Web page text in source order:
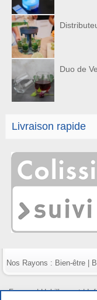
Duo de
Livraison rapide
Nos Rayons : Bien-être|
Fumeur|Habillement|